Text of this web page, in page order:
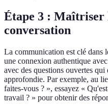
Étape 3 :
conversation
La communication est clé dans
une connexion authentique
avec des questions ouvertes
approfondie. Par exemple, au
faites-vous ? », essayez «
travail ? » pour obtenir des